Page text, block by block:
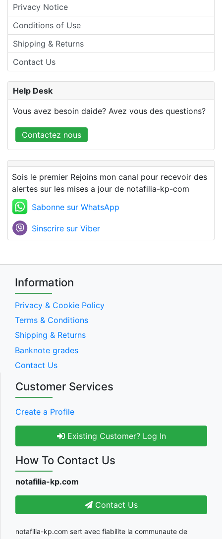
Privacy Notice
Conditions of Use
Shipping & Returns
Contact Us
Help Desk
Vous avez besoin daide? Avez vous des questions?
Contactez nous
Sois le premier Rejoins mon canal pour recevoir des
alertes sur les mises a jour de notafilia-kp-com
Sabonne sur WhatsApp
Sinscrire sur Viber
Information
Privacy & Cookie Policy
Terms & Conditions
Shipping & Returns
Banknote grades
Contact Us
Customer Services
Create a Profile
Existing Customer? Log In
How To Contact Us
notafilia-kp.com
Contact Us
notafilia-kp.com sert avec fiabilite la communaute de